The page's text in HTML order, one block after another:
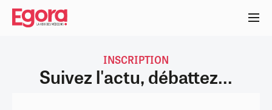
Aller
contenu
INSCRIPTION
Suivez l'actu, débattez...